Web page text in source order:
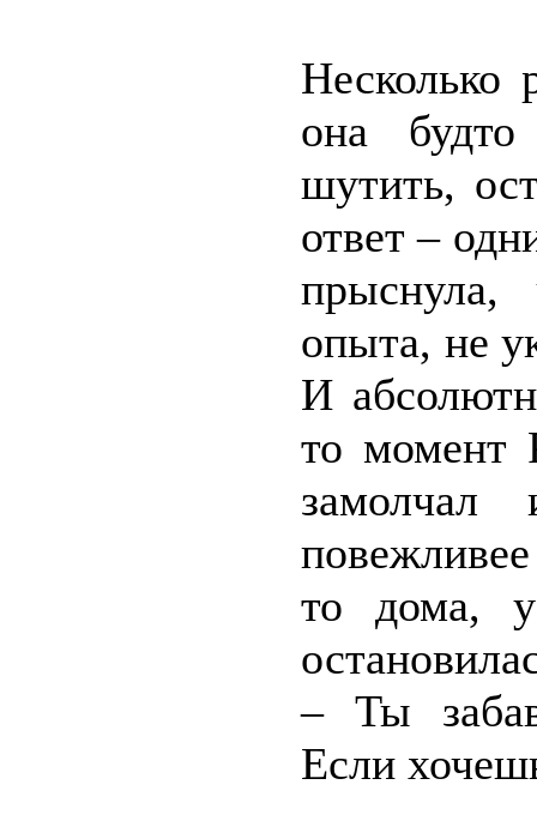
Несколько
она
шутить,
ответ –
прыснула,
опыта, не
И
то момент
то дома, у
– Ты
Если